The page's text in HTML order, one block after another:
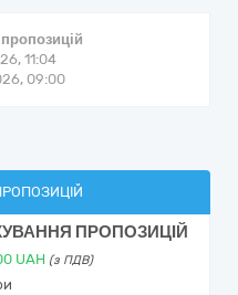
11:04
09:00
ПРОПОЗИЦІЙ
UAH (з ПДВ)